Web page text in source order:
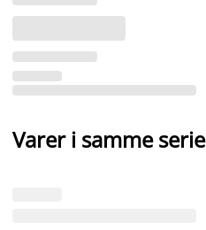
Varer i samme serie